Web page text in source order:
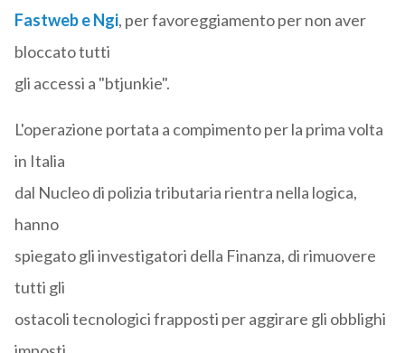
Fastweb e Ngi, per favoreggiamento per non aver
bloccato tutti
gli accessi a "btjunkie".
L'operazione portata a compimento per la prima volta
in Italia
dal Nucleo di polizia tributaria rientra nella logica,
hanno
spiegato gli investigatori della Finanza, di rimuovere
tutti gli
ostacoli tecnologici frapposti per aggirare gli obblighi